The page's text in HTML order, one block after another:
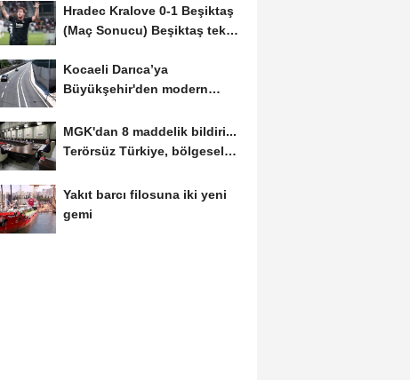
Hradec Kralove 0-1 Beşiktaş
(Maç Sonucu) Beşiktaş tek
Kocaeli Darıca’ya
Büyükşehir'den modern
MGK'dan 8 maddelik bildiri...
Terörsüz Türkiye, bölgesel
Yakıt barcı filosuna iki yeni
gemi